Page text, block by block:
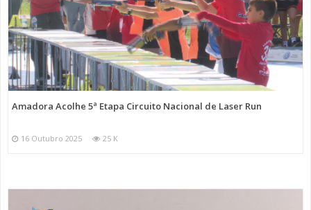
Amadora Acolhe 5ª Etapa Circuito Nacional de Laser Run
16 Outubro 2025 25 K